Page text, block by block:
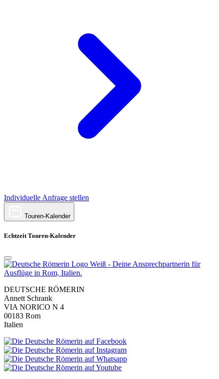
Individuelle Anfrage stellen
Touren-Kalender
Echtzeit Touren-Kalender
DEUTSCHE RÖMERIN
Annett Schrank
VIA NORICO N 4
00183 Rom
Italien